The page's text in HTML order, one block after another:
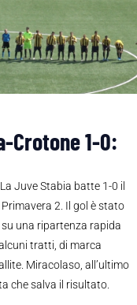
Crotone 1-0:
Juve Stabia batte 1-0 il
2. Il gol è stato
una ripartenza rapida
tratti, di marca
Miracolaso, all’ultimo
che salva il risultato.